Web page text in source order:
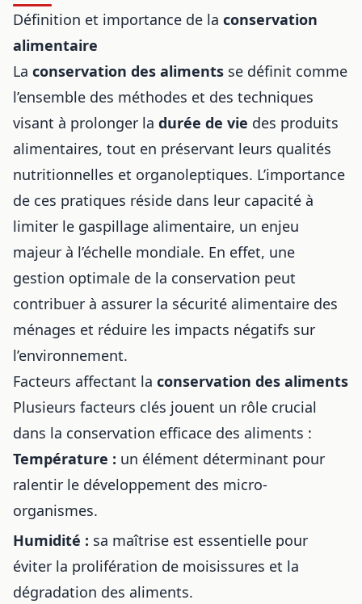
Définition et importance de la conservation
alimentaire
La conservation des aliments se définit comme
l’ensemble des méthodes et des techniques
visant à prolonger la durée de vie des produits
alimentaires, tout en préservant leurs qualités
nutritionnelles et organoleptiques. L’importance
de ces pratiques réside dans leur capacité à
limiter le gaspillage alimentaire, un enjeu
majeur à l’échelle mondiale. En effet, une
gestion optimale de la conservation peut
contribuer à assurer la sécurité alimentaire des
ménages et réduire les impacts négatifs sur
l’environnement.
Facteurs affectant la conservation des aliments
Plusieurs facteurs clés jouent un rôle crucial
dans la conservation efficace des aliments :
Température : un élément déterminant pour
ralentir le développement des micro-
organismes.
Humidité : sa maîtrise est essentielle pour
éviter la prolifération de moisissures et la
dégradation des aliments.